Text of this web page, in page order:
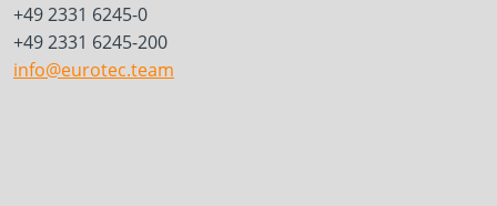
+49 2331 6245-0
+49 2331 6245-200
info@eurotec.team